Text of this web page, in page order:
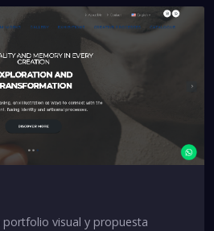
visual y propuesta